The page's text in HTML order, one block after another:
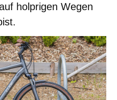
holprigen Wegen